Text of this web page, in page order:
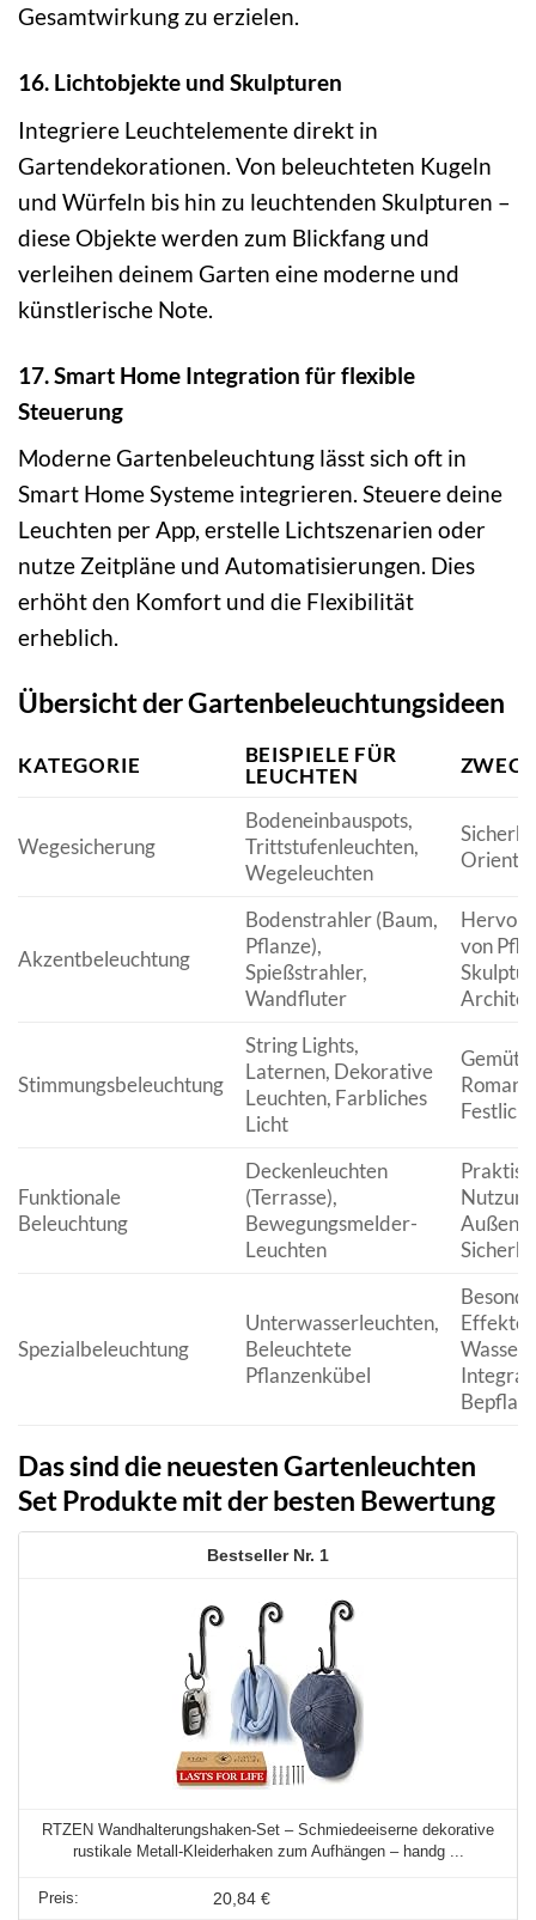
Gesamtwirkung zu erzielen.
16. Lichtobjekte und Skulpturen
Integriere Leuchtelemente direkt in
Gartendekorationen. Von beleuchteten Kugeln
und Würfeln bis hin zu leuchtenden Skulpturen –
diese Objekte werden zum Blickfang und
verleihen deinem Garten eine moderne und
künstlerische Note.
17. Smart Home Integration für flexible
Steuerung
Moderne Gartenbeleuchtung lässt sich oft in
Smart Home Systeme integrieren. Steuere deine
Leuchten per App, erstelle Lichtszenarien oder
nutze Zeitpläne und Automatisierungen. Dies
erhöht den Komfort und die Flexibilität
erheblich.
Übersicht der Gartenbeleuchtungsideen
KATEGORIE
BEISPIELE FÜR
LEUCHTEN
Wegesicherung
Bodeneinbauspots,
Trittstufenleuchten,
Wegeleuchten
Akzentbeleuchtung
Bodenstrahler (Baum,
Pflanze),
Spießstrahler,
Wandfluter
von
Stimmungsbeleuchtung
String Lights,
Laternen, Dekorative
Leuchten, Farbliches
Licht
Funktionale
Beleuchtung
Deckenleuchten
(Terrasse),
Bewegungsmelder-
Leuchten
Spezialbeleuchtung
Unterwasserleuchten,
Beleuchtete
Pflanzenkübel
Effekte,
Das sind die neuesten Gartenleuchten
Set Produkte mit der besten Bewertung
1
RTZEN Wandhalterungshaken-Set – Schmiedeeiserne dekorative
rustikale Metall-Kleiderhaken zum Aufhängen – handg ...
20,84 €